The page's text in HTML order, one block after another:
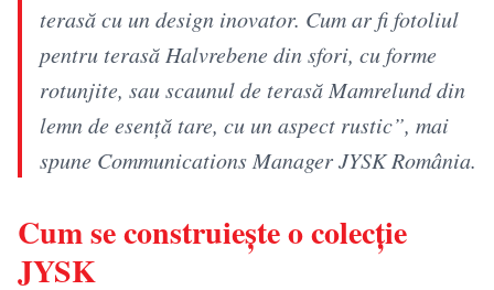
terasă cu un design inovator. Cum ar fi fotoliul
pentru terasă Halvrebene din sfori, cu forme
rotunjite, sau scaunul de terasă Mamrelund din
lemn de esență tare, cu un aspect rustic”, mai
spune Communications Manager JYSK România.
Cum se construiește o colecție
JYSK